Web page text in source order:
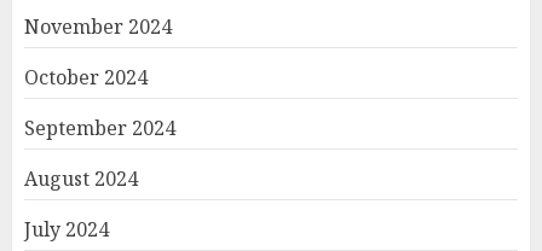
November 2024
October 2024
September 2024
August 2024
July 2024